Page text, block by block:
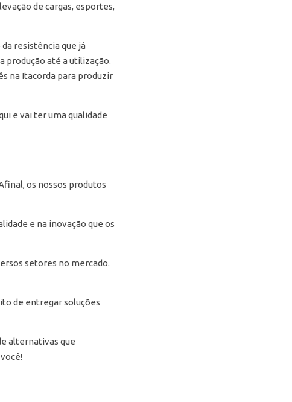
de cargas, esportes,
resistência que já
produção até a utilização.
na Itacorda para produzir
e vai ter uma qualidade
os nossos produtos
e na inovação que os
setores no mercado.
de entregar soluções
alternativas que